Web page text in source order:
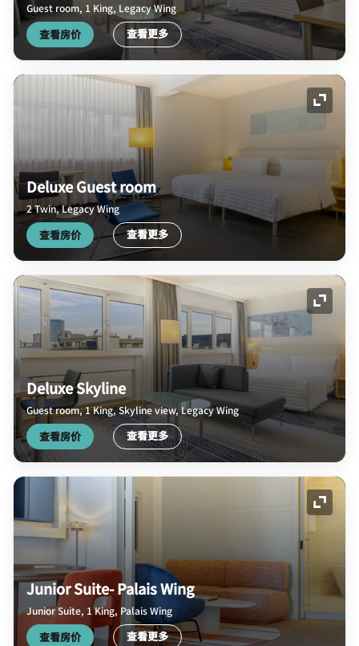
Guest room, 1 King, Legacy Wing
查看房价 查看更多
展开
Deluxe Guest room
2 Twin, Legacy Wing
查看房价 查看更多
展开
Deluxe Skyline
Guest room, 1 King, Skyline view, Legacy Wing
查看房价 查看更多
展开
Junior Suite- Palais Wing
Junior Suite, 1 King, Palais Wing
查看房价 查看更多